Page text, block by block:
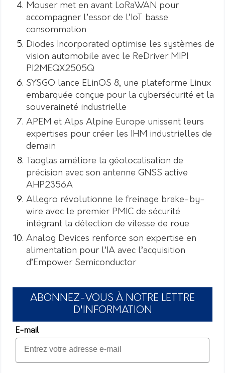
Mouser met en avant LoRaWAN pour
accompagner l’essor de l’IoT basse
consommation
Diodes Incorporated optimise les systèmes de
vision automobile avec le ReDriver MIPI
PI2MEQX2505Q
SYSGO lance ELinOS 8, une plateforme Linux
embarquée conçue pour la cybersécurité et la
souveraineté industrielle
APEM et Alps Alpine Europe unissent leurs
expertises pour créer les IHM industrielles de
demain
Taoglas améliore la géolocalisation de
précision avec son antenne GNSS active
AHP2356A
Allegro révolutionne le freinage brake-by-
wire avec le premier PMIC de sécurité
intégrant la détection de vitesse de roue
Analog Devices renforce son expertise en
alimentation pour l’IA avec l’acquisition
d’Empower Semiconductor
ABONNEZ-VOUS À NOTRE LETTRE
D'INFORMATION
E-mail